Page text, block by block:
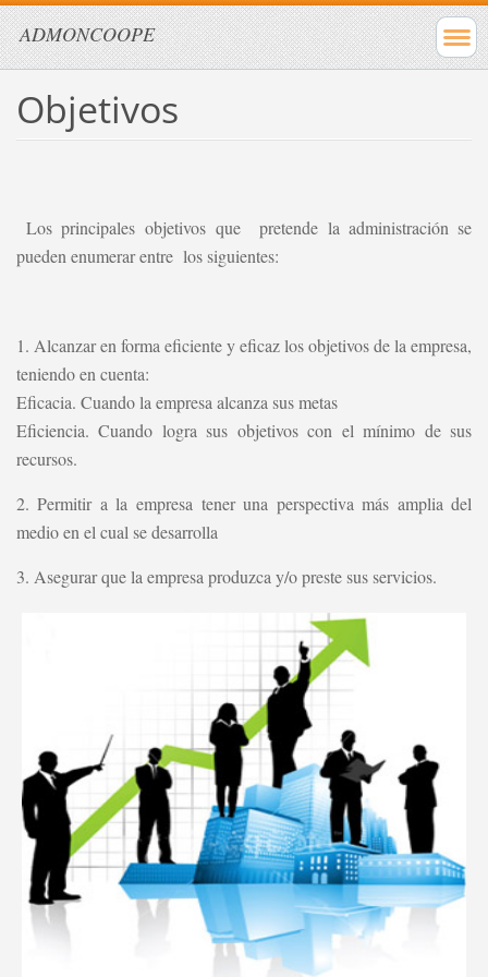
ADMONCOOPE
Objetivos
Los principales objetivos que pretende la administración se
pueden enumerar entre los siguientes:
1. Alcanzar en forma eficiente y eficaz los objetivos de la empresa,
teniendo en cuenta:
Eficacia. Cuando la empresa alcanza sus metas
Eficiencia. Cuando logra sus objetivos con el mínimo de sus
recursos.
2. Permitir a la empresa tener una perspectiva más amplia del
medio en el cual se desarrolla
3. Asegurar que la empresa produzca y/o preste sus servicios.